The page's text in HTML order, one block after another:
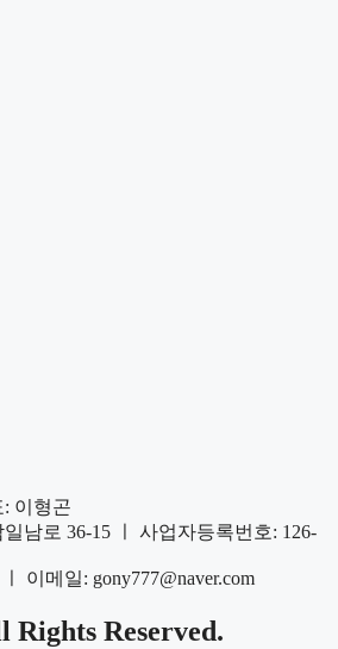
이형곤
남로 36-15 ㅣ 사업자등록번호: 126-
이메일: gony777@naver.com
Reserved.